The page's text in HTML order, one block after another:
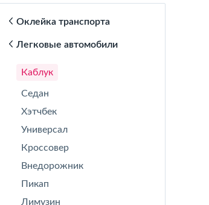
Оклейка транспорта
Легковые автомобили
Каблук
Седан
Хэтчбек
Универсал
Кроссовер
Внедорожник
Пикап
Лимузин